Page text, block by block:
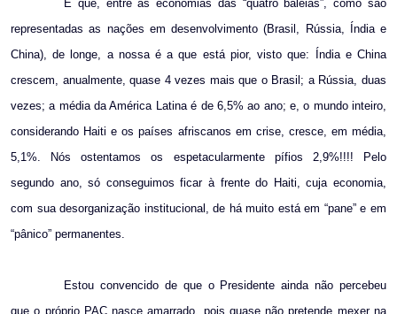
É que, entre as economias das “quatro baleias”, como são
representadas as nações em desenvolvimento (Brasil, Rússia, Índia e
China), de longe, a nossa é a que está pior, visto que: Índia e China
crescem, anualmente, quase 4 vezes mais que o Brasil; a Rússia, duas
vezes; a média da América Latina é de 6,5% ao ano; e, o mundo inteiro,
considerando Haiti e os países afriscanos em crise, cresce, em média,
5,1%. Nós ostentamos os espetacularmente pífios 2,9%!!!! Pelo
segundo ano, só conseguimos ficar à frente do Haiti, cuja economia,
com sua desorganização institucional, de há muito está em “pane” e em
“pânico” permanentes.
Estou convencido de que o Presidente ainda não percebeu
que o próprio PAC nasce amarrado, pois quase não pretende mexer na